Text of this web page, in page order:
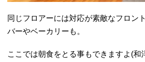
同じフロアーには対応が素敵なフロン
バーやベーカリーも。
ここでは朝食をとる事もできますよ(和